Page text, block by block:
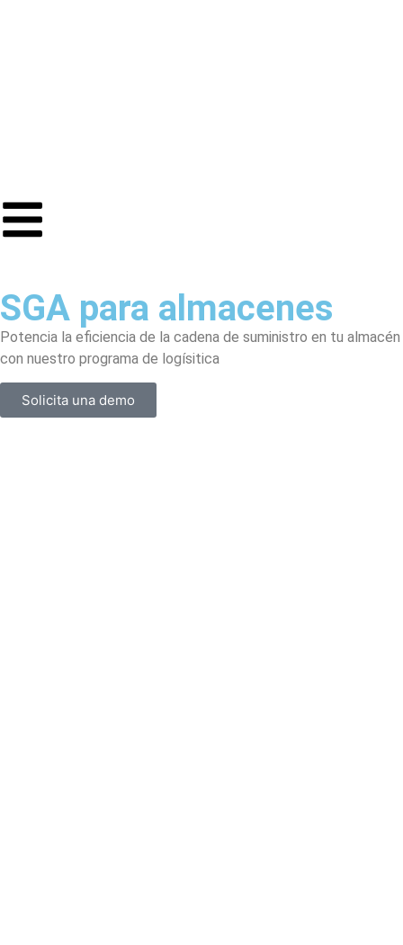
SGA para almacenes
Potencia la eficiencia de la cadena de suministro en tu almacén
con nuestro programa de logísitica
Solicita una demo